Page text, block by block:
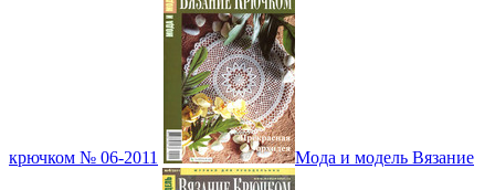
крючком № 06-2011 Мода и модель Вязание